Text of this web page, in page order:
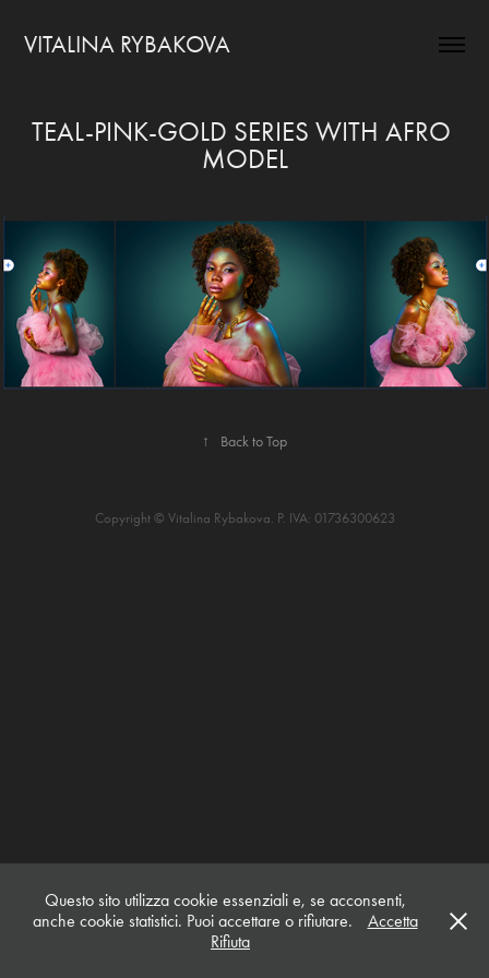
VITALINA RYBAKOVA
TEAL-PINK-GOLD SERIES WITH AFRO
MODEL
↑ Back to Top
Copyright © Vitalina Rybakova. P. IVA: 01736300623
Questo sito utilizza cookie essenziali e, se acconsenti,
anche cookie statistici. Puoi accettare o rifiutare.
Accetta
Rifiuta